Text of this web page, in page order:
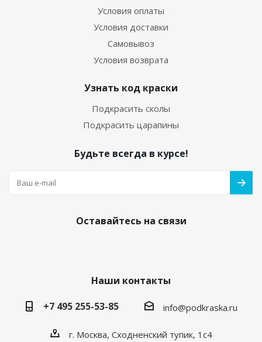
Условия оплаты
Условия доставки
Самовывоз
Условия возврата
Узнать код краски
Подкрасить сколы
Подкрасить царапины
Будьте всегда в курсе!
Оставайтесь на связи
Наши контакты
+7 495 255-53-85
info@podkraska.ru
г. Москва, Сходненский тупик, 1с4